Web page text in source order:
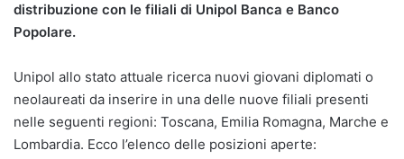
distribuzione con le filiali di Unipol Banca e Banco
Popolare.
Unipol allo stato attuale ricerca nuovi giovani diplomati o
neolaureati da inserire in una delle nuove filiali presenti
nelle seguenti regioni: Toscana, Emilia Romagna, Marche e
Lombardia. Ecco l’elenco delle posizioni aperte: